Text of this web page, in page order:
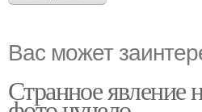
Вас может
Странное явление